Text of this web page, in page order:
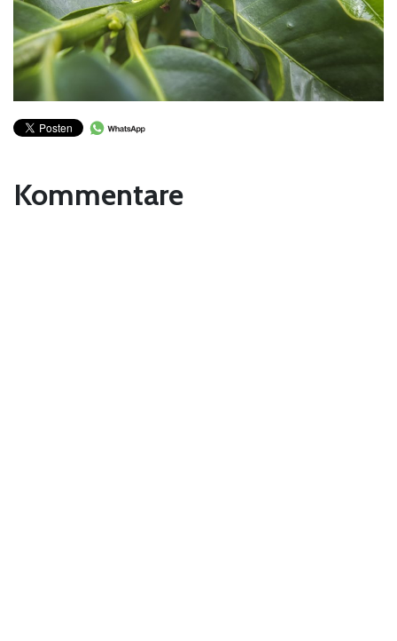
Kommentare